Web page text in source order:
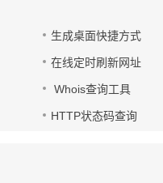
生成桌面快捷方式
在线定时刷新网址
Whois查询工具
HTTP状态码查询